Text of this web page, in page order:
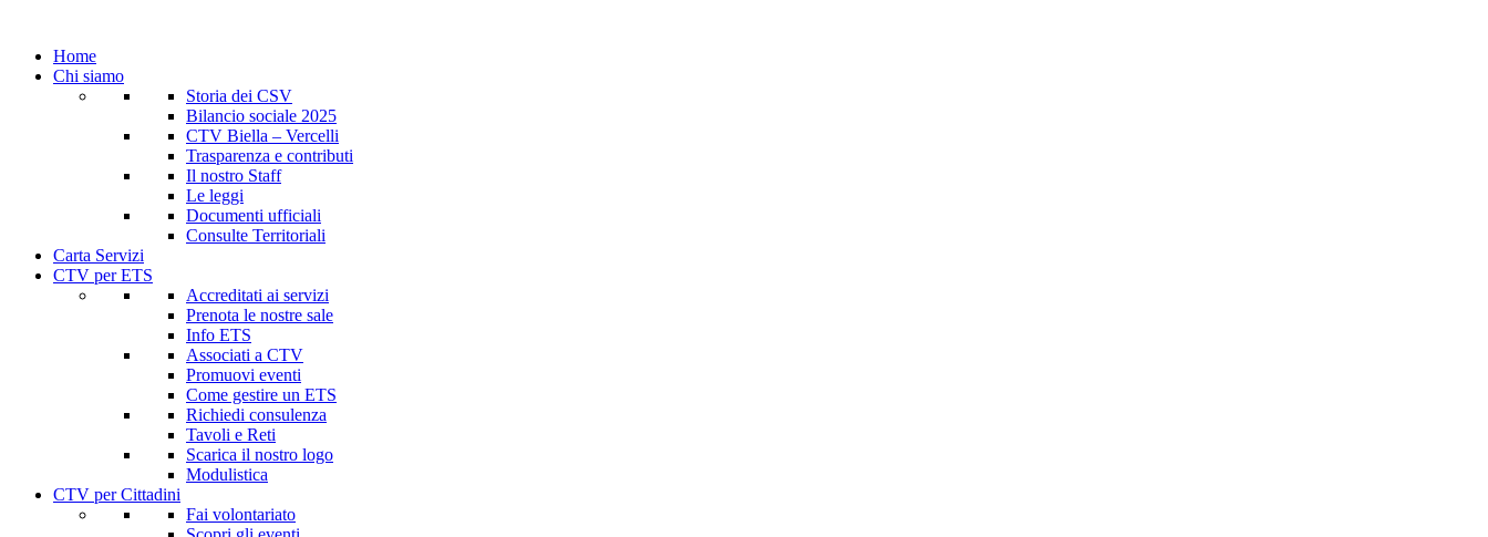
Home
Chi siamo
Storia dei CSV
Bilancio sociale 2025
CTV Biella – Vercelli
Trasparenza e contributi
Il nostro Staff
Le leggi
Documenti ufficiali
Consulte Territoriali
Carta Servizi
CTV per ETS
Accreditati ai servizi
Prenota le nostre sale
Info ETS
Associati a CTV
Promuovi eventi
Come gestire un ETS
Richiedi consulenza
Tavoli e Reti
Scarica il nostro logo
Modulistica
CTV per Cittadini
Fai volontariato